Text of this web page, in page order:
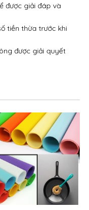
được giải đáp và
tiền thừa trước khi
được giải quyết